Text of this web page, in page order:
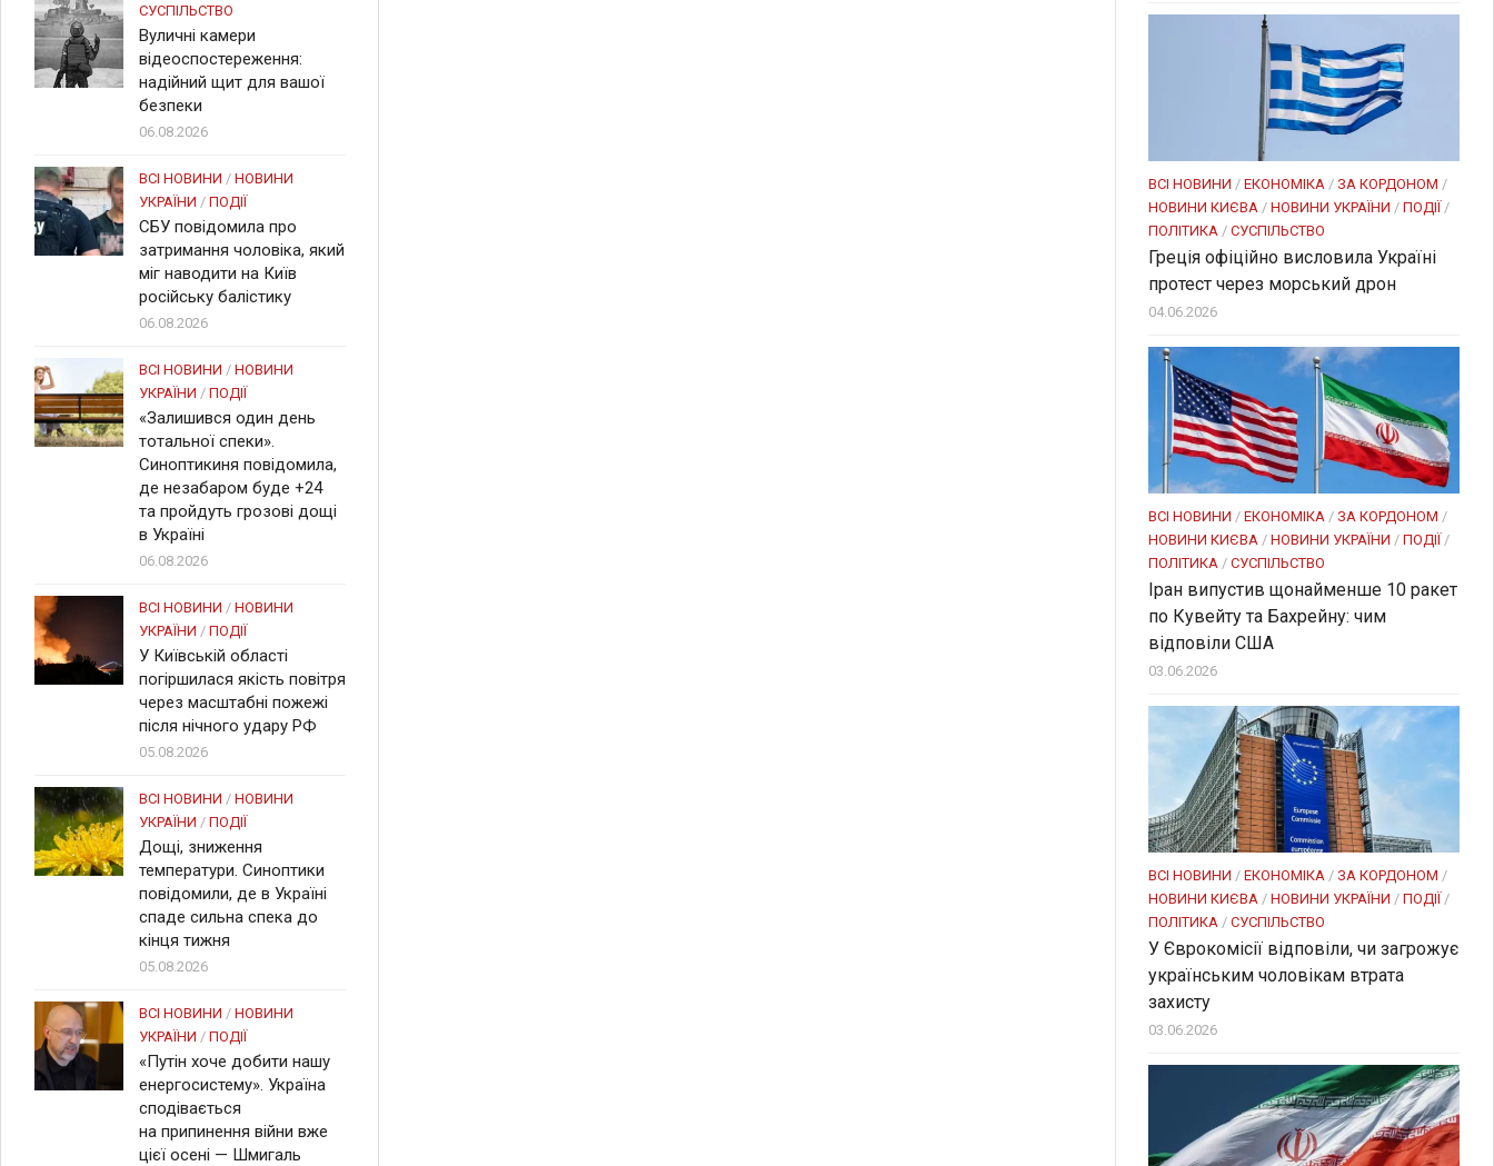
СУСПІЛЬСТВО
Вуличні камери
відеоспостереження:
надійний щит для вашої
безпеки
06.08.2026
ВСІ НОВИНИ / НОВИНИ
УКРАЇНИ / ПОДІЇ
СБУ повідомила про
затримання чоловіка, який
міг наводити на Київ
російську балістику
06.08.2026
ВСІ НОВИНИ / НОВИНИ
УКРАЇНИ / ПОДІЇ
«Залишився один день
тотальної спеки».
Синоптикиня повідомила,
де незабаром буде +24
та пройдуть грозові дощі
в Україні
06.08.2026
ВСІ НОВИНИ / НОВИНИ
УКРАЇНИ / ПОДІЇ
У Київській області
погіршилася якість повітря
через масштабні пожежі
після нічного удару РФ
05.08.2026
ВСІ НОВИНИ / НОВИНИ
УКРАЇНИ / ПОДІЇ
Дощі, зниження
температури. Синоптики
повідомили, де в Україні
спаде сильна спека до
кінця тижня
05.08.2026
ВСІ НОВИНИ / НОВИНИ
УКРАЇНИ / ПОДІЇ
«Путін хоче добити нашу
енергосистему». Україна
сподівається
на припинення війни вже
цієї осені — Шмигаль
ВСІ НОВИНИ / ЕКОНОМІКА / ЗА КОРДОНОМ /
НОВИНИ КИЄВА / НОВИНИ УКРАЇНИ / ПОДІЇ /
ПОЛІТИКА / СУСПІЛЬСТВО
Греція офіційно висловила Україні
протест через морський дрон
04.06.2026
ВСІ НОВИНИ / ЕКОНОМІКА / ЗА КОРДОНОМ /
НОВИНИ КИЄВА / НОВИНИ УКРАЇНИ / ПОДІЇ /
ПОЛІТИКА / СУСПІЛЬСТВО
Іран випустив щонайменше 10 ракет
по Кувейту та Бахрейну: чим
відповіли США
03.06.2026
ВСІ НОВИНИ / ЕКОНОМІКА / ЗА КОРДОНОМ /
НОВИНИ КИЄВА / НОВИНИ УКРАЇНИ / ПОДІЇ /
ПОЛІТИКА / СУСПІЛЬСТВО
У Єврокомісії відповіли, чи загрожує
українським чоловікам втрата
захисту
03.06.2026